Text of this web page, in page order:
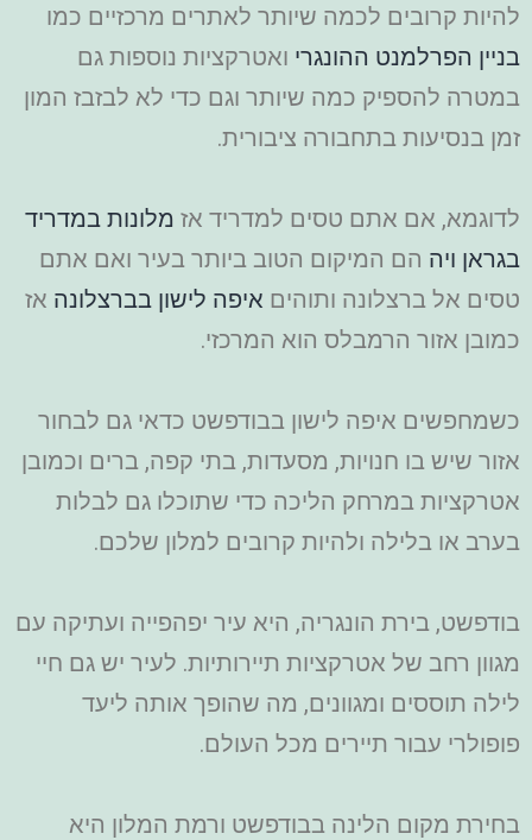
להיות קרובים לכמה שיותר לאתרים מרכזיים כמו
בניין הפרלמנט ההונגרי ואטרקציות נוספות גם
במטרה להספיק כמה שיותר וגם כדי לא לבזבז המון
זמן בנסיעות בתחבורה ציבורית.
לדוגמא, אם אתם טסים למדריד אז מלונות במדריד
בגראן ויה הם המיקום הטוב ביותר בעיר ואם אתם
טסים אל ברצלונה ותוהים איפה לישון בברצלונה אז
כמובן אזור הרמבלס הוא המרכזי.
כשמחפשים איפה לישון בבודפשט כדאי גם לבחור
אזור שיש בו חנויות, מסעדות, בתי קפה, ברים וכמובן
אטרקציות במרחק הליכה כדי שתוכלו גם לבלות
בערב או בלילה ולהיות קרובים למלון שלכם.
בודפשט, בירת הונגריה, היא עיר יפהפייה ועתיקה עם
מגוון רחב של אטרקציות תיירותיות. לעיר יש גם חיי
לילה תוססים ומגוונים, מה שהופך אותה ליעד
פופולרי עבור תיירים מכל העולם.
בחירת מקום הלינה בבודפשט ורמת המלון היא